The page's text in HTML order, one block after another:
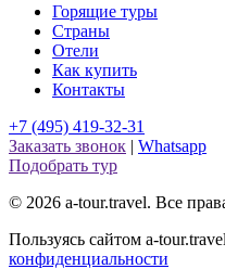
Горящие туры
Страны
Отели
Как купить
Контакты
+7 (495) 419-32-31
Заказать звонок | Whatsapp
Подобрать тур
© 2026 a-tour.travel. Все
Пользуясь сайтом a-
конфиденциальности